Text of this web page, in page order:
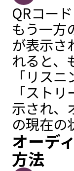
QRコー
もう一方
が表示さ
れると、
「リス
「スト
示され、
の現在の
オーデ
方法